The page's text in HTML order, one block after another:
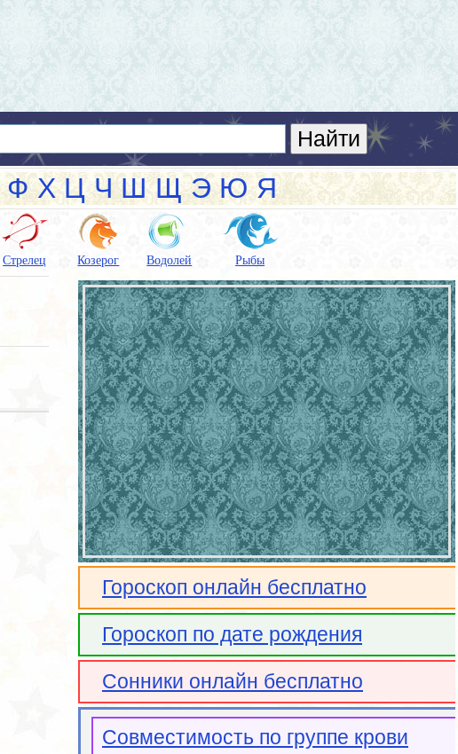
Ф Х Ц Ч Ш Щ Э Ю Я
Стрелец Козерог Водолей Рыбы
Гороскоп онлайн бесплатно
Гороскоп по дате рождения
Сонники онлайн бесплатно
Совместимость по группе крови